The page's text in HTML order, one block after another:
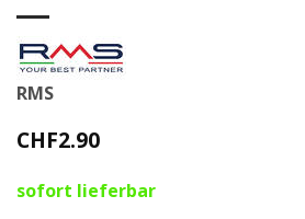
RMS
CHF2.90
sofort lieferbar